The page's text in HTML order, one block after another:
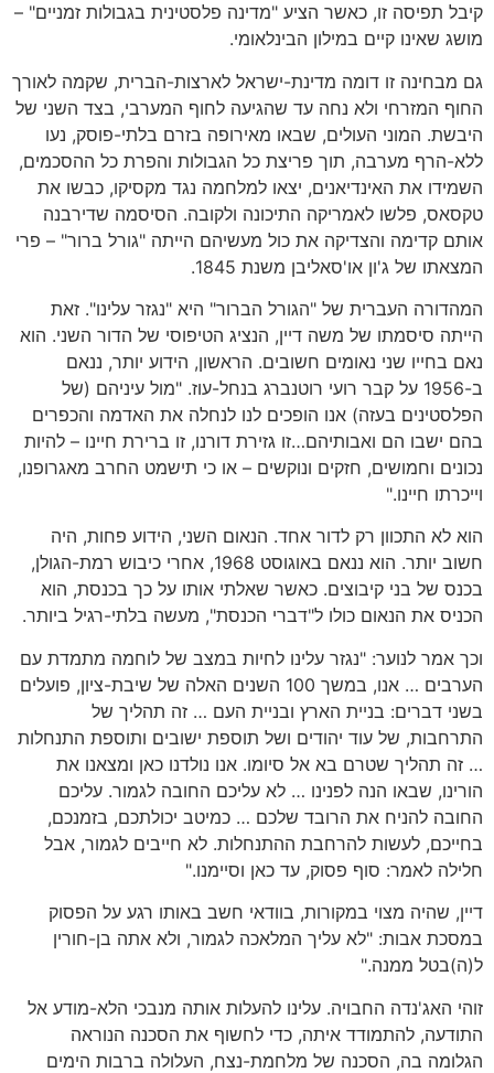
קיבל תפיסה זו, כאשר הציע "מדינה פלסטינית בגבולות זמניים" –
מושג שאינו קיים במילון הבינלאומי.
גם מבחינה זו דומה מדינת-ישראל לארצות-הברית, שקמה לאורך
החוף המזרחי ולא נחה עד שהגיעה לחוף המערבי, בצד השני של
היבשת. המוני העולים, שבאו מאירופה בזרם בלתי-פוסק, נעו
ללא-הרף מערבה, תוך פריצת כל הגבולות והפרת כל ההסכמים,
השמידו את האינדיאנים, יצאו למלחמה נגד מקסיקו, כבשו את
טקסאס, פלשו לאמריקה התיכונה ולקובה. הסיסמה שדירבנה
אותם קדימה והצדיקה את כול מעשיהם הייתה "גורל ברור" – פרי
המצאתו של ג'ון או'סאליבן משנת 1845.
המהדורה העברית של "הגורל הברור" היא "נגזר עלינו". זאת
הייתה סיסמתו של משה דיין, הנציג הטיפוסי של הדור השני. הוא
נאם בחייו שני נאומים חשובים. הראשון, הידוע יותר, ננאם
ב-1956 על קבר רועי רוטנברג בנחל-עוז. "מול עיניהם (של
הפלסטינים בעזה) אנו הופכים לנו לנחלה את האדמה והכפרים
בהם ישבו הם ואבותיהם…זו גזירת דורנו, זו ברירת חיינו – להיות
נכונים וחמושים, חזקים ונוקשים – או כי תישמט החרב מאגרופנו,
וייכרתו חיינו."
הוא לא התכוון רק לדור אחד. הנאום השני, הידוע פחות, היה
חשוב יותר. הוא ננאם באוגוסט 1968, אחרי כיבוש רמת-הגולן,
בכנס של בני קיבוצים. כאשר שאלתי אותו על כך בכנסת, הוא
הכניס את הנאום כולו ל"דברי הכנסת", מעשה בלתי-רגיל ביותר.
וכך אמר לנוער: "נגזר עלינו לחיות במצב של לוחמה מתמדת עם
הערבים … אנו, במשך 100 השנים האלה של שיבת-ציון, פועלים
בשני דברים: בניית הארץ ובניית העם … זה תהליך של
התרחבות, של עוד יהודים ושל תוספת ישובים ותוספת התנחלות
… זה תהליך שטרם בא אל סיומו. אנו נולדנו כאן ומצאנו את
הורינו, שבאו הנה לפנינו … לא עליכם החובה לגמור. עליכם
החובה להניח את הרובד שלכם … כמיטב יכולתכם, בזמנכם,
בחייכם, לעשות להרחבת ההתנחלות. לא חייבים לגמור, אבל
חלילה לאמר: סוף פסוק, עד כאן וסיימנו."
דיין, שהיה מצוי במקורות, בוודאי חשב באותו רגע על הפסוק
במסכת אבות: "לא עליך המלאכה לגמור, ולא אתה בן-חורין
ל(ה)בטל ממנה."
זוהי האג'נדה החבויה. עלינו להעלות אותה מנבכי הלא-מודע אל
התודעה, להתמודד איתה, כדי לחשוף את הסכנה הנוראה
הגלומה בה, הסכנה של מלחמת-נצח, העלולה ברבות הימים